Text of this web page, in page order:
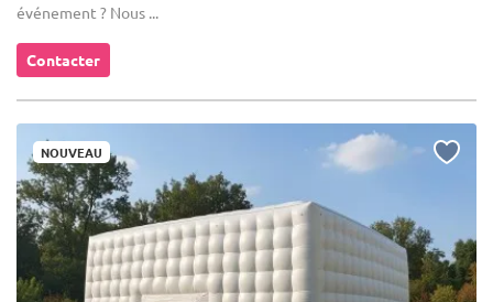
événement ? Nous ...
Contacter
NOUVEAU